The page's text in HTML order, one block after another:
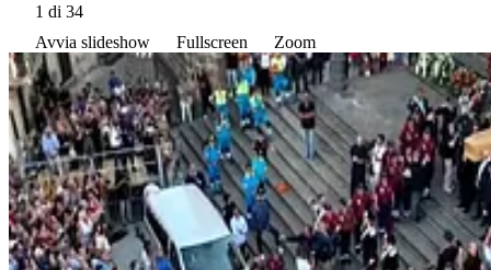
1 di 34
Avvia slideshow
Fullscreen Zoom